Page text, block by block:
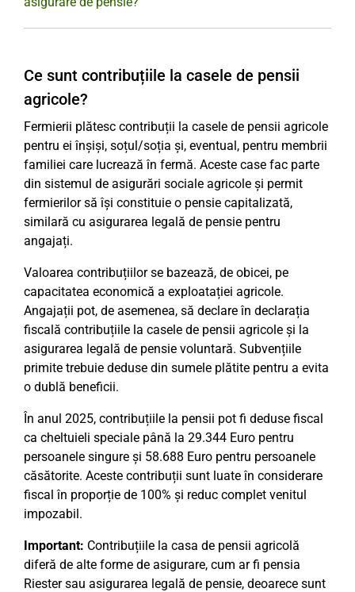
Ce sunt contribuțiile la casele de pensii
agricole?
Fermierii plătesc contribuții la casele de pensii agricole
pentru ei înșiși, soțul/soția și, eventual, pentru membrii
familiei care lucrează în fermă. Aceste case fac parte
din sistemul de asigurări sociale agricole și permit
fermierilor să își constituie o pensie capitalizată,
similară cu asigurarea legală de pensie pentru
angajați.
Valoarea contribuțiilor se bazează, de obicei, pe
capacitatea economică a exploatației agricole.
Angajații pot, de asemenea, să declare în declarația
fiscală contribuțiile la casele de pensii agricole și la
asigurarea legală de pensie voluntară. Subvențiile
primite trebuie deduse din sumele plătite pentru a evita
o dublă beneficii.
În anul 2025, contribuțiile la pensii pot fi deduse fiscal
ca cheltuieli speciale până la 29.344 Euro pentru
persoanele singure și 58.688 Euro pentru persoanele
căsătorite. Aceste contribuții sunt luate în considerare
fiscal în proporție de 100% și reduc complet venitul
impozabil.
Important: Contribuțiile la casa de pensii agricolă
diferă de alte forme de asigurare, cum ar fi pensia
Riester sau asigurarea legală de pensie, deoarece sunt